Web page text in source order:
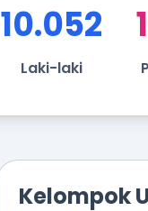
10.052
Laki-laki
Kelompok